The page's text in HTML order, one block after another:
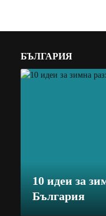
БЪЛГАРИЯ
10 идеи за
България